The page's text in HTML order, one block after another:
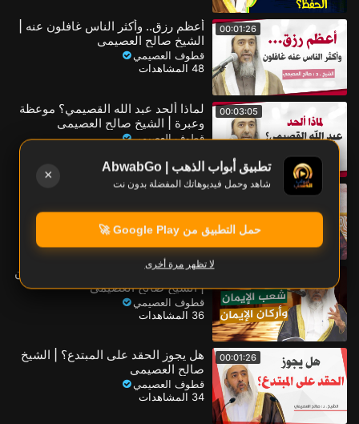
00:01:26
أعظم رزق.. وأكثر الناس غافلون عنه |
الشيخ صالح العصيمي
قطوف العصيمي
48 المشاهدات
00:03:05
لماذا ألحد عبد الله القصيمي؟ موعظة
وعبرة | الشيخ صالح العصيمي
قطوف العصيمي
00:02:23
الفرق بين الفأل الجائز والطيرة
36 المشاهدات
الفرق بين أركان الإيمان وشعب الإيمان
| الشيخ صالح العصيمي
قطوف العصيمي
36 المشاهدات
00:01:26
هل يجوز الحقد على المبتدع؟ | الشيخ
صالح العصيمي
قطوف العصيمي
34 المشاهدات
تطبيق أبواب الذهب | AbwabGo
شاهد وحمل فيديوهاتك المفضلة بدون نت
×
حمل التطبيق من Google Play 🚀
لا تظهر مرة أخرى